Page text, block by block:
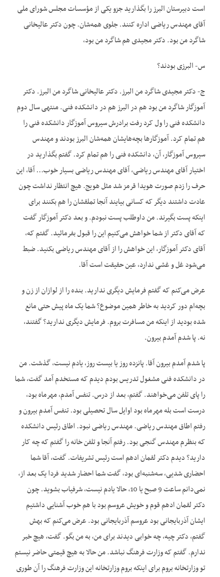
است دبیرستان البرز را بگذارید جزو یکی از مؤسسات مجلس شورای ملی
آقای مهندس ریاضی اداره کنند. جلوی همه‌شان. چون دکتر عالیخانی
شاگرد من بود. دکتر مجیدی هم شاگرد من بود،
س- البرزی بودند؟
ج- دکتر مجیدی شاگرد من البرز. دکتر عالیخانی شاگرد من البرز. دکتر
آموزگار شاگرد من بود هم در البرز هم در دانشکده فنی. منتهی سال دوم
دانشکده فنی را ول کرد رفت برادرش سیروس آموزگار دانشکده فنی را
هم تمام کرد. آموزگارها بچه‌هایشان همه‌شان البرز بودند و مهندس
سیروس آموزگار، آن، دانشکده فنی را هم تمام کرد. گفتم بگذارید در
اختیار آقای مهندس ریاضی، آقای مهندس ریاضی بسیار خوب… آقا، این
حرف را زدم صورت هویدا قرمز شد مثل هویج. هیچ انتظار نداشت چون
عادت داشتند دیگر که کسانی بیایند آنجا تملقشان را هم بکنند برای
اینکه پست بگیرند. من داوطلب پست نبودم. و بعد دکتر آموزگار گفت
که آقای دکتر از شما خواهش می‌کنیم این را قبول بفرمائید. گفتم که،
آقای دکتر آموزگار، این خواهش را از آقای مهندس ریاضی بکنید. ضبط
می‌شود غل و غشی ندارد، عین حقیقت است آقا.
عرض می‌کنم که گفتم فرمایش دیگری ندارید. بنده را از لوازان از زن و
بچه‌ام دور کردید به خاطر همین موضوع؟ شما یک ماه پیش حتی مانع
شده بودید از اینکه من مسافرت بروم. فرمایش دیگری ندارید؟ گفتند،
نه. پا شدم آمدم بیرون.
پا شدم آمدم بیرون آقا. پانزده روز یا بیست روز، یادم نیست، گذشت. من
در دانشکده فنی مشغول تدریس بودم دیدم که مستخدم آمد گفت، شما
را پای تلفن می‌خواهند. گفتم، بعد از درس. تنفس آمدم، مهرماه بود،
درست است بله مهرماه بود اوایل سال تحصیلی بود. تنفس آمدم بیرون و
رفتم اطاق مهندس ریاضی. مهندس ریاضی نبود. اطاق رئیس دانشکده
که بنظرم مهندس گنجی بود. رفتم آنجا و تلفن خانه را گفتم که چه کار
دارید؟ دیدم دکتر لقمان ادهم است رئیس تشریفات. گفت، آقا شما
احضاری شدیی، سه‌شنبه‌ای بود، گفت شما احضار شدید فردا یک بعد از،
نمی‌دانم ساعت 9 صبح یا 10، حالا یادم نیست، شرفیاب بشوید. چون
دکتر لقمان ادهم قوم و خویش عروسم بود با هم خوب آشنایی داشتیم
ایشان آذربایجانی بود عروسم آذربایجانی بود. عرض می‌کنم که بهش
گفتم، دکتر چیه، چه خوابی دیدند برای من، به من بگو. گفت، هیچ خبر
ندارم. گفتم که وزارت فرهنگ نباشد. من حالا به هیچ قیمتی حاضر نیستم
تو وزارتخانه بروم برای اینکه بروم وزارتخانه این وزارت فرهنگ را آن طوری